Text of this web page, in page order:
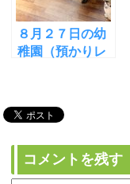
８月２７日の幼
稚園（預かりレ
ウス”と”マッ
ト”の練習！
コメントを残す